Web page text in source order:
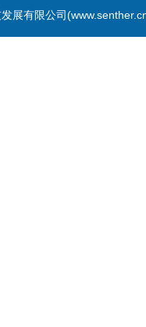
展有限公司